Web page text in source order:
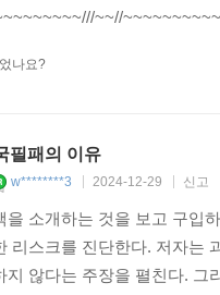
수준에서 체제 전환을 시작
~~//
나요?
필패의 이유
w********3 2024-12-29 신고
을 소개하는 것을 보고 구입
리스크를 진단한다. 저자는
지 않다는 주장을 펼친다.